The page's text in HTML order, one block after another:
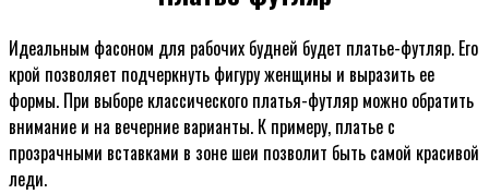
Идеальным фасоном для рабочих будней будет платье-футляр. Его
крой позволяет подчеркнуть фигуру женщины и выразить ее
формы. При выборе классического платья-футляр можно обратить
внимание и на вечерние варианты. К примеру, платье с
прозрачными вставками в зоне шеи позволит быть самой красивой
леди.